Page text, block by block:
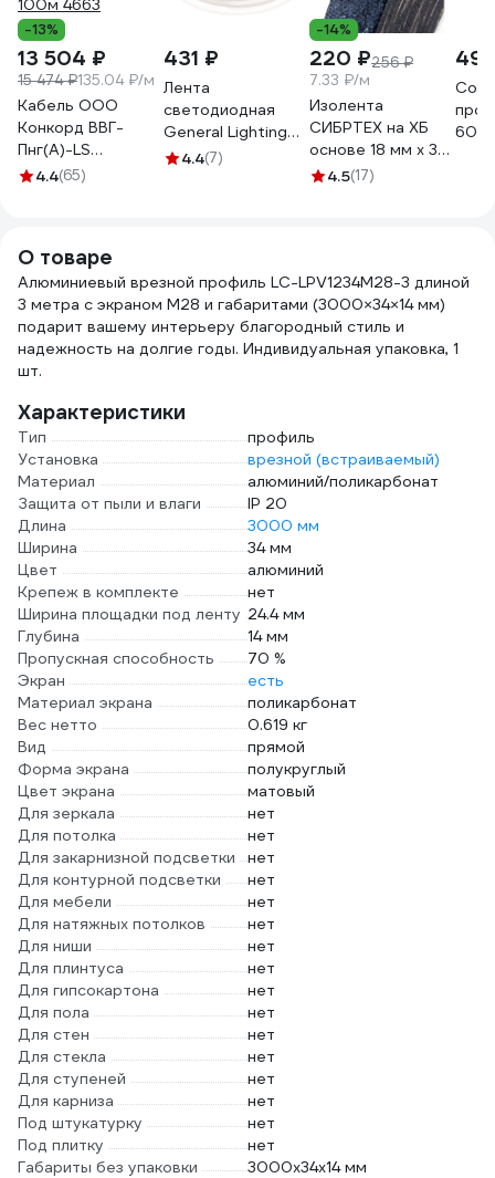
-13%
13 504 ₽
15 474 ₽135.04 ₽/м
Кабель ООО
Конкорд ВВГ-
Пнг(А)-LS
3x2,5ок(N, PE) -
4.4(65)
431 ₽
Лента
светодиодная
General Lighting
Systems GLS-
нейтральный
белый, 501210
4.4(7)
-14%
220 ₽256 ₽
7.33 ₽/м
Изолента
СИБРТЕХ на ХБ
основе 18 мм х 30
м, 300 гр. 88762
4.5(17)
О товаре
Алюминиевый врезной профиль LC-LPV1234M28-3 длиной
3 метра с экраном M28 и габаритами (3000×34×14 мм)
подарит вашему интерьеру благородный стиль и
надежность на долгие годы. Индивидуальная упаковка, 1
шт.
Характеристики
Тип
профиль
Установка
врезной (встраиваемый)
Материал
алюминий/поликарбонат
Защита от пыли и влаги
IP 20
Длина
3000 мм
Ширина
34 мм
Цвет
алюминий
Крепеж в комплекте
нет
Ширина площадки под ленту 24.4 мм
Глубина
14 мм
Пропускная способность
70 %
Экран
есть
Материал экрана
поликарбонат
Вес нетто
0.619 кг
Вид
прямой
Форма экрана
полукруглый
Цвет экрана
матовый
Для зеркала
нет
Для потолка
нет
Для закарнизной подсветки
нет
Для контурной подсветки
нет
Для мебели
нет
Для натяжных потолков
нет
Для ниши
нет
Для плинтуса
нет
Для гипсокартона
нет
Для пола
нет
Для стен
нет
Для стекла
нет
Для ступеней
нет
Для карниза
нет
Под штукатурку
нет
Под плитку
нет
Габариты без упаковки
3000х34х14 мм